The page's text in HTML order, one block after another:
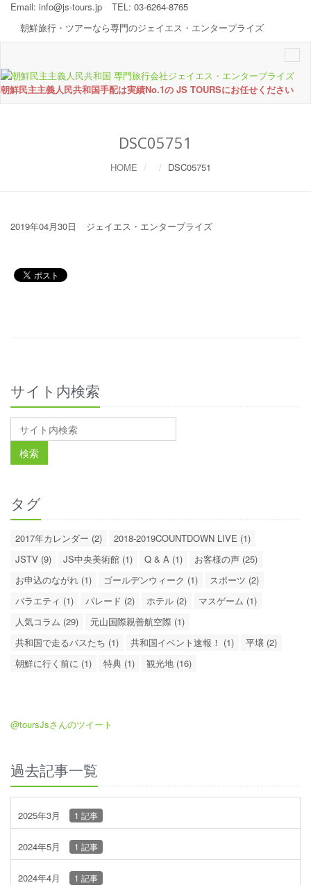
Email: info@js-tours.jp
TEL: 03-6264-8765
朝鮮旅行・ツアーなら専門のジェイエス・エンタープライズ
朝鮮民主主義人民共和国手配は実績No.1の JS TOURSにお任せください
DSC05751
HOME DSC05751
2019年04月30日 ジェイエス・エンタープライズ
サイト内検索
タグ
2017年カレンダー (2)
2018-2019COUNTDOWN LIVE (1)
JSTV (9)
JS中央美術館 (1) Q & A (1)
お客様の声 (25)
お申込のながれ (1)
ゴールデンウィーク (1)
スポーツ (2)
バラエティ (1)
パレード (2) ホテル (2)
マスゲーム (1)
人気コラム (29)
元山国際親善航空際 (1)
共和国で走るバスたち (1)
共和国イベント速報！ (1)
平壌 (2)
朝鮮に行く前に (1)
特典 (1) 観光地 (16)
@toursJsさんのツイート
過去記事一覧
2025年3月 1 記事
2024年5月 1 記事
2024年4月 1 記事